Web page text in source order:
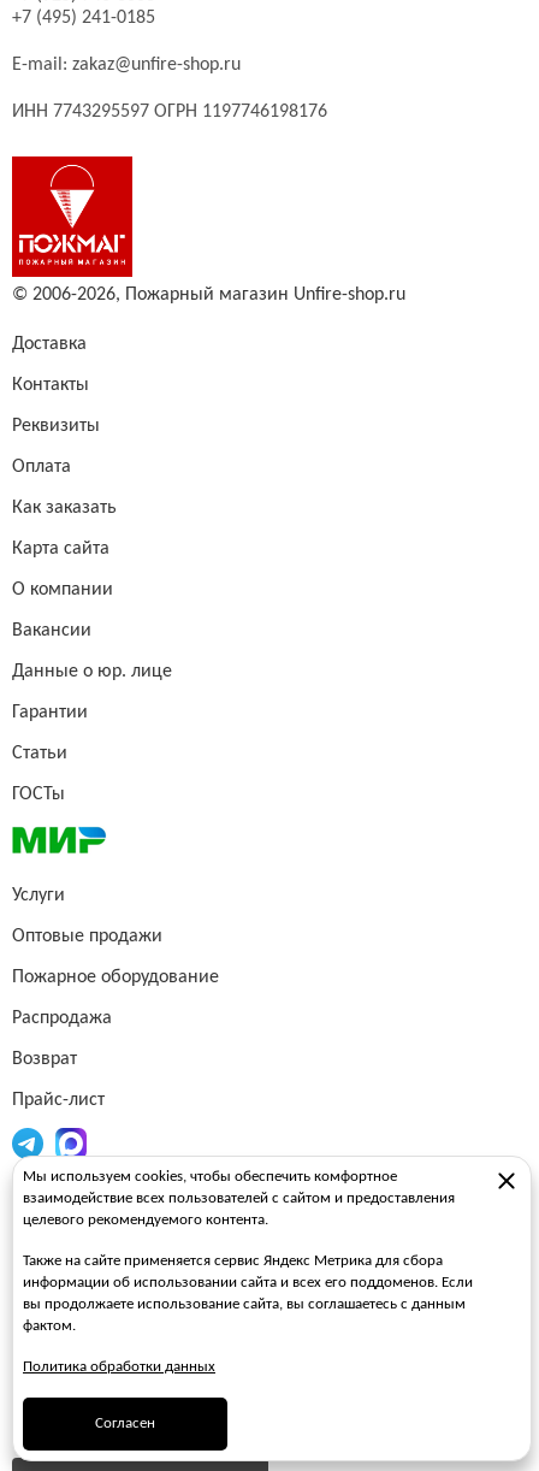
+7 (495) 241-0185
E-mail: zakaz@unfire-shop.ru
ИНН 7743295597 ОГРН 1197746198176
© 2006-2026, Пожарный магазин Unfire-shop.ru
Доставка
Контакты
Реквизиты
Оплата
Как заказать
Карта сайта
О компании
Вакансии
Данные о юр. лице
Гарантии
Статьи
ГОСТы
Услуги
Оптовые продажи
Пожарное оборудование
Распродажа
Возврат
Прайс-лист
Огнетушители
Пожарные стволы
Пожарные шкафы
FAQ
Мы используем cookies, чтобы обеспечить комфортное
взаимодействие всех пользователей с сайтом и предоставления
целевого рекомендуемого контента.
Также на сайте применяется сервис Яндекс Метрика для сбора
информации об использовании сайта и всех его поддоменов. Если
вы продолжаете использование сайта, вы соглашаетесь с данным
фактом.
Политика обработки данных
Согласен